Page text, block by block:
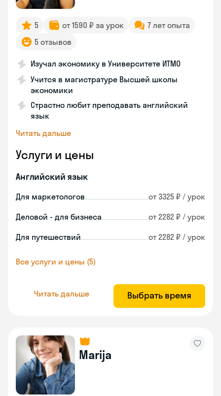
5 от 1590 ₽ за урок
7 лет опыта
5 отзывов
Изучал экономику в Университете ИТМО
Учится в магистратуре Высшей школы
экономики
Страстно любит преподавать английский
язык
Читать дальше
Услуги и цены
Английский язык
Для маркетологов от 3325 ₽ / урок
Деловой - для бизнеса от 2282 ₽ / урок
Для путешествий от 2282 ₽ / урок
Все услуги и цены (5)
Читать дальше Выбрать время
Marija